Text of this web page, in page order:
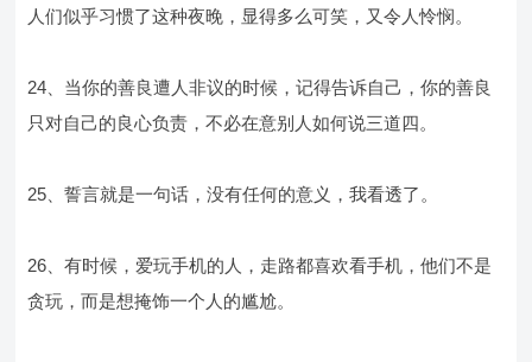
人们似乎习惯了这种夜晚，显得多么可笑，又令人怜悯。
24、当你的善良遭人非议的时候，记得告诉自己，你的善良
只对自己的良心负责，不必在意别人如何说三道四。
25、誓言就是一句话，没有任何的意义，我看透了。
26、有时候，爱玩手机的人，走路都喜欢看手机，他们不是
贪玩，而是想掩饰一个人的尴尬。